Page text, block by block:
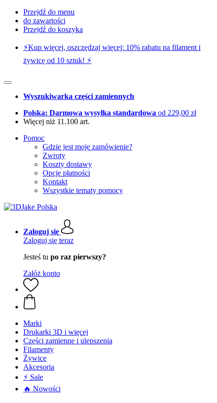
Przejdź do menu
do zawartości
Przejdź do koszyka
⚡️Kup więcej, oszczędzaj więcej: 10% rabatu na filament i
żywicę od 10 sztuk! ⚡️
Wyszukiwarka części zamiennych
Polska: Darmowa wysyłka standardowa od 229,00 zł
Więcej niż 11.100 art.
Pomoc
Gdzie jest moje zamówienie?
Zwroty
Koszty dostawy
Opcje płatności
Kontakt
Wszystkie tematy pomocy
Zaloguj się
Zaloguj się teraz
Jesteś tu po raz pierwszy?
Załóż konto
Marki
Drukarki 3D i więcej
Części zamienne i ulepszenia
Filamenty
Żywice
Akcesoria
⚡ Sale
🔥 Nowości